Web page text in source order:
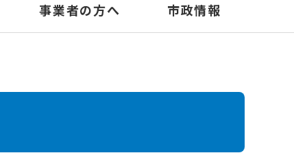
事業者の方へ 市政情報